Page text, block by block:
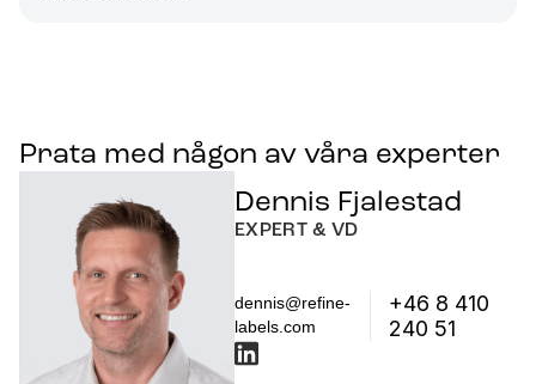
Prata med någon av våra experter
Dennis Fjalestad
EXPERT & VD
dennis@refine-
labels.com
+46 8 410
240 51